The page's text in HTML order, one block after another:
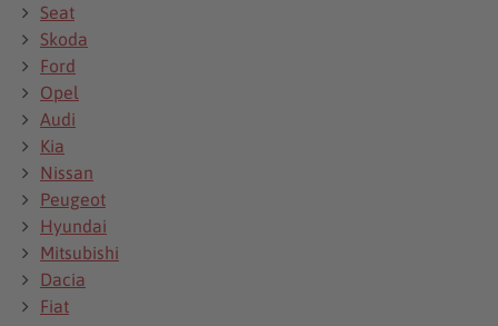
Seat
Skoda
Ford
Opel
Audi
Kia
Nissan
Peugeot
Hyundai
Mitsubishi
Dacia
Fiat